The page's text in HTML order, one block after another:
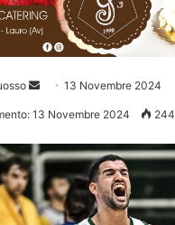
Invia 13 Novembre 2024
13 Novembre 2024 244